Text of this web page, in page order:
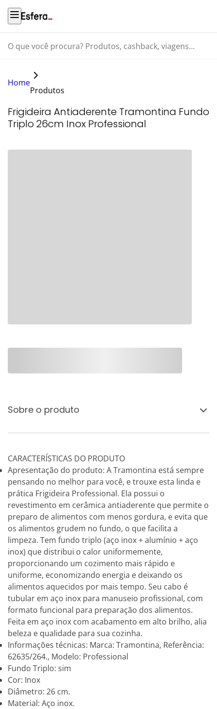
O que você procura? Produtos, cashback, viagens...
Home
Produtos
Frigideira Antiaderente Tramontina Fundo
Triplo 26cm Inox Professional
Sobre o produto
CARACTERÍSTICAS DO PRODUTO
Apresentação do produto: A Tramontina está sempre
pensando no melhor para você, e trouxe esta linda e
prática Frigideira Professional. Ela possui o
revestimento em cerâmica antiaderente que permite o
preparo de alimentos com menos gordura, e evita que
os alimentos grudem no fundo, o que facilita a
limpeza. Tem fundo triplo (aço inox + alumínio + aço
inox) que distribui o calor uniformemente,
proporcionando um cozimento mais rápido e
uniforme, economizando energia e deixando os
alimentos aquecidos por mais tempo. Seu cabo é
tubular em aço inox para manuseio profissional, com
formato funcional para preparação dos alimentos.
Feita em aço inox com acabamento em alto brilho, alia
beleza e qualidade para sua cozinha.
Informações técnicas: Marca: Tramontina, Referência:
62635/264., Modelo: Professional
Fundo Triplo: sim
Cor: Inox
Diâmetro: 26 cm.
Material: Aço inox.